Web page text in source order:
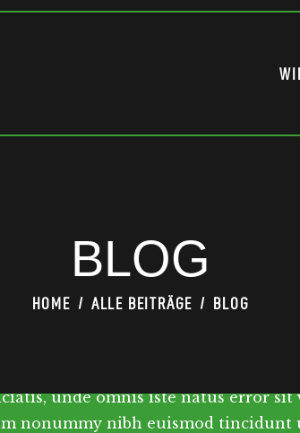
BLOG
HOME ALLE BEITRÄGE BLOG
unde omnis iste natus error
nonummy nibh euismod tincidunt